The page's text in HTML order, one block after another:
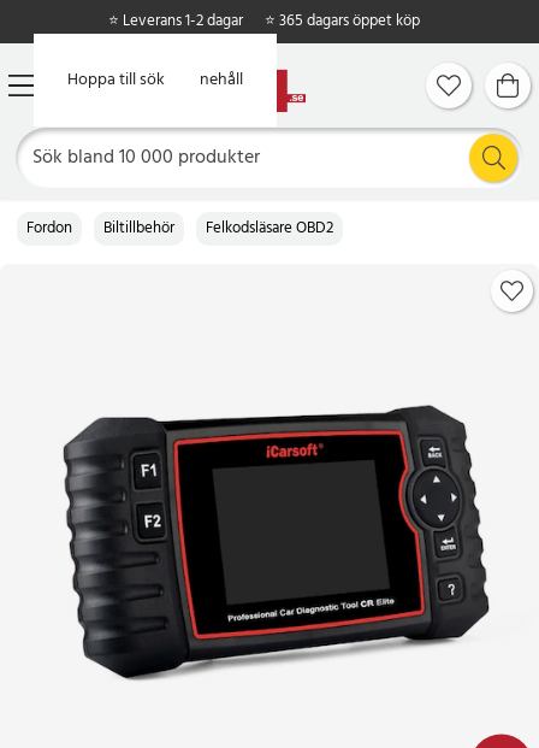
Hoppa till huvudinnehåll
Hoppa till sök
⭐ Leverans 1-2 dagar ⭐ 365 dagars öppet köp
Fordon Biltillbehör Felkodsläsare OBD2